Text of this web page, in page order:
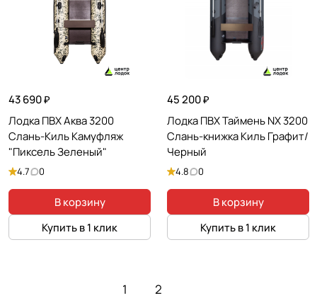
43 690 ₽
Лодка ПВХ Аква 3200
Слань-Киль Камуфляж
"Пиксель Зеленый"
4.7 0
В корзину
Купить в 1 клик
45 200 ₽
Лодка ПВХ Таймень NX 3200
Слань-книжка Киль Графит/
Черный
4.8 0
В корзину
Купить в 1 клик
1 2